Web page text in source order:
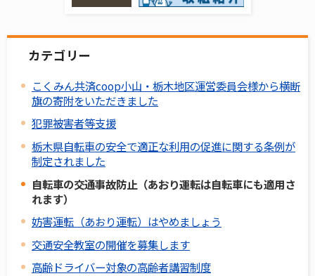
カテゴリー
こくみん共済coop小山・栃木地区運営委員会様から横断
旗の寄附をいただきました
犯罪被害者等支援
栃木県自転車の安全で適正な利用の促進に関する条例が
制定されました
自転車の交通事故防止（あおり運転は自転車にも適用さ
れます）
妨害運転（あおり運転）はやめましょう
交通安全教室の開催を募集します
高齢ドライバー対象の高齢者講習制度